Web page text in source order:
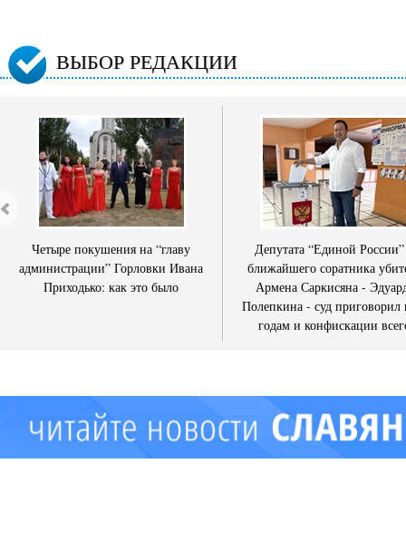
ВЫБОР РЕДАКЦИИ
Четыре покушения на “главу
администрации” Горловки Ивана
Приходько: как это было
Депутата “Единой
ближайшего соратника
Армена Саркисяна -
Полепкина - суд приговорил
годам и конфискации